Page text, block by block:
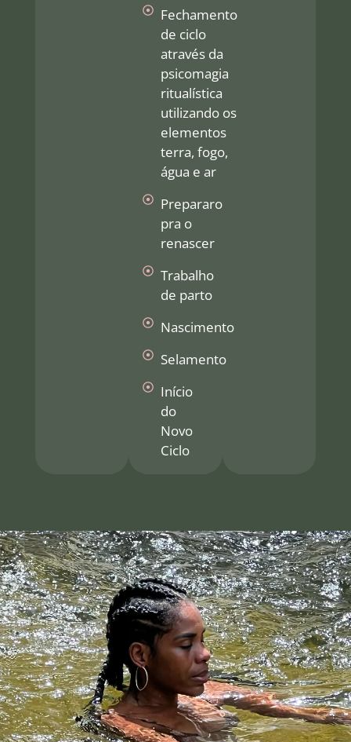
Fechamento
de ciclo
através da
psicomagia
ritualística
utilizando os
elementos
terra, fogo,
água e ar
Prepararo
pra o
renascer
Trabalho
de parto
Nascimento
Selamento
Início
do
Novo
Ciclo